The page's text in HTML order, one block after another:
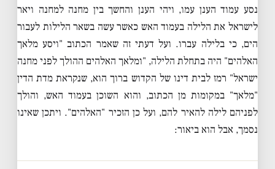
נסע עמוד הענן עמו, ויהי הענן והחשך בין מחנה למחנה ויאר
לישראל את הלילה בעמוד האש כאשר עשה בשאר הלילות לעבור
הים, כי בלילה עברו. ועל דעתי זה שאמר הכתוב "ויסע מלאך
האלהים" היה בתחלת הלילה, "ומלאך האלהים ההולך לפני מחנה
ישראל" רמז לבית דינו של הקדוש ברוך הוא, שנקראת מדת הדין
"מלאך" במקומות מן הכתוב, והוא השוכן בעמוד האש, והולך
לפניהם לילה להאיר להם, ועל כן הזכיר "האלהים". ויתכן שאינו
נסמך, אבל הוא ביאור: